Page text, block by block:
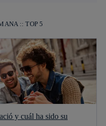
:: TOP 5
y cuál ha sido su